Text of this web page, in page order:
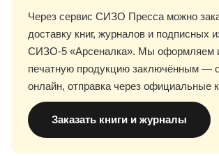
Через сервис СИЗО Пресса можно
доставку книг, журналов и подписных
СИЗО-5 «Арсеналка». Мы оформляем
печатную продукцию заключённым —
онлайн, отправка через официальные
Заказать книги и журналы